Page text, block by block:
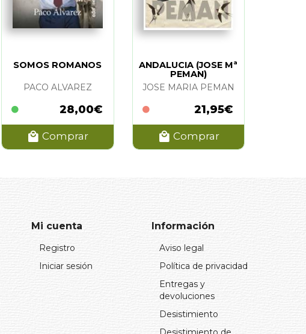
SOMOS ROMANOS
PACO ALVAREZ
28,00€
Comprar
ANDALUCIA (JOSE Mª
PEMAN)
JOSE MARIA PEMAN
21,95€
Comprar
Mi cuenta
Registro
Iniciar sesión
Información
Aviso legal
Política de privacidad
Entregas y
devoluciones
Desistimiento